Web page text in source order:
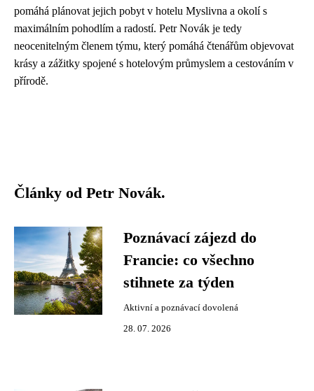
pomáhá plánovat jejich pobyt v hotelu Myslivna a okolí s
maximálním pohodlím a radostí. Petr Novák je tedy
neocenitelným členem týmu, který pomáhá čtenářům objevovat
krásy a zážitky spojené s hotelovým průmyslem a cestováním v
přírodě.
Články od Petr Novák.
Poznávací zájezd do
Francie: co všechno
stihnete za týden
Aktivní a poznávací dovolená
28. 07. 2026